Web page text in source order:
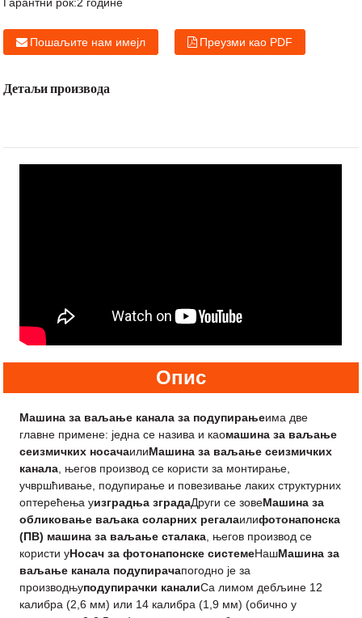
Пошаљите нам имејл Преузми као PDF
Детаљи производа
Опис
Машина за ваљање канала за подупирањеима две
главне примене: једна се назива и каомашина за ваљање
сеизмичких носачаилиМашина за ваљање сеизмичких
канала , његов производ се користи за монтирање,
учвршћивање, подупирање и повезивање лаких структурних
оптерећења уизградња зградаДруги се зовеМашина за
обликовање ваљака соларних регалаилифотонапонска
(ПВ) машина за ваљање сталака , његов производ се
користи уНосач за фотонапонске системеНашМашина за
ваљање канала подупирачапогодно је за
производњуподупирачки каналиСа лимом дебљине 12
калибра (2,6 мм) или 14 калибра (1,9 мм) (обично у